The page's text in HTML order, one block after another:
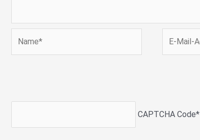
Mail-
CAPTCHA Code*